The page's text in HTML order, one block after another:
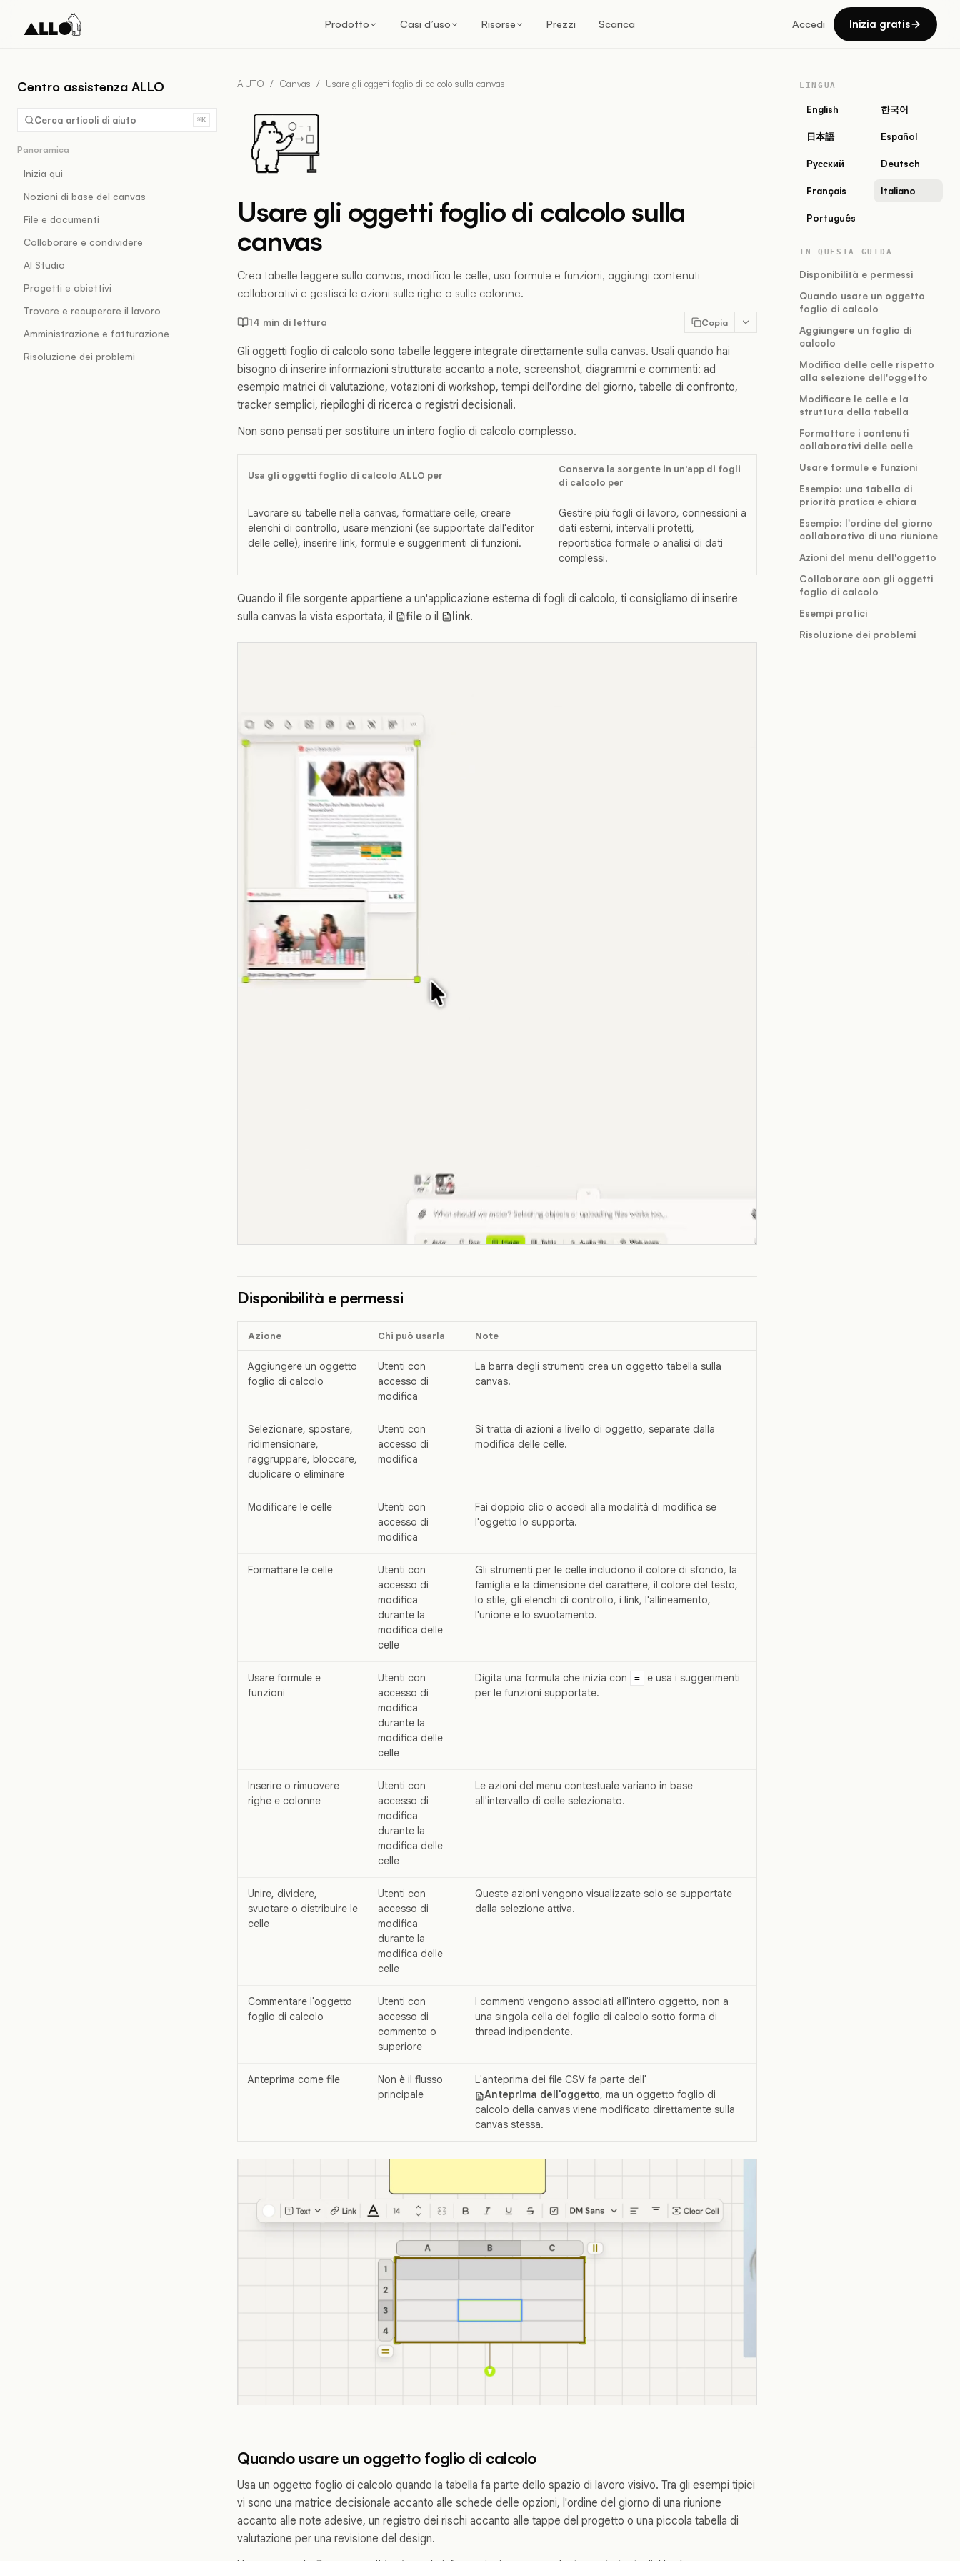
Prodotto Casi d’uso Risorse Prezzi Scarica Accedi Inizia gratis
Centro assistenza ALLO
Cerca articoli di aiuto ⌘K
Panoramica
Inizia qui
Nozioni di base del canvas
File e documenti
Collaborare e condividere
AI Studio
Progetti e obiettivi
Trovare e recuperare il lavoro
Amministrazione e fatturazione
Risoluzione dei problemi
AIUTO / Canvas / Usare gli oggetti foglio di calcolo sulla canvas
Usare gli oggetti foglio di calcolo sulla
canvas
Crea tabelle leggere sulla canvas, modifica le celle, usa formule e funzioni, aggiungi contenuti
collaborativi e gestisci le azioni sulle righe o sulle colonne.
14 min di lettura Copia
Gli oggetti foglio di calcolo sono tabelle leggere integrate direttamente sulla canvas. Usali quando hai
bisogno di inserire informazioni strutturate accanto a note, screenshot, diagrammi e commenti: ad
esempio matrici di valutazione, votazioni di workshop, tempi dell'ordine del giorno, tabelle di confronto,
tracker semplici, riepiloghi di ricerca o registri decisionali.
Non sono pensati per sostituire un intero foglio di calcolo complesso.
Usa gli oggetti foglio di calcolo ALLO per
Conserva la sorgente in un'app di fogli
di calcolo per
Lavorare su tabelle nella canvas, formattare celle, creare
elenchi di controllo, usare menzioni (se supportate dall'editor
delle celle), inserire link, formule e suggerimenti di funzioni.
Gestire più fogli di lavoro, connessioni a
dati esterni, intervalli protetti,
reportistica formale o analisi di dati
complessi.
Quando il file sorgente appartiene a un'applicazione esterna di fogli di calcolo, ti consigliamo di inserire
sulla canvas la vista esportata, il
file o il link.
Disponibilità e permessi
Azione Chi può usarla Note
Aggiungere un oggetto
foglio di calcolo
Utenti con
accesso di
modifica
La barra degli strumenti crea un oggetto tabella sulla
canvas.
Selezionare, spostare,
ridimensionare,
raggruppare, bloccare,
duplicare o eliminare
Utenti con
accesso di
modifica
Si tratta di azioni a livello di oggetto, separate dalla
modifica delle celle.
Modificare le celle
Utenti con
accesso di
modifica
Fai doppio clic o accedi alla modalità di modifica se
l'oggetto lo supporta.
Formattare le celle
Utenti con
accesso di
modifica
durante la
modifica delle
celle
Gli strumenti per le celle includono il colore di sfondo, la
famiglia e la dimensione del carattere, il colore del testo,
lo stile, gli elenchi di controllo, i link, l'allineamento,
l'unione e lo svuotamento.
Usare formule e
funzioni
Utenti con
accesso di
modifica
durante la
modifica delle
celle
Digita una formula che inizia con =
e usa i suggerimenti
per le funzioni supportate.
Inserire o rimuovere
righe e colonne
Utenti con
accesso di
modifica
durante la
modifica delle
celle
Le azioni del menu contestuale variano in base
all'intervallo di celle selezionato.
Unire, dividere,
svuotare o distribuire le
celle
Utenti con
accesso di
modifica
durante la
modifica delle
celle
Queste azioni vengono visualizzate solo se supportate
dalla selezione attiva.
Commentare l'oggetto
foglio di calcolo
Utenti con
accesso di
commento o
superiore
I commenti vengono associati all'intero oggetto, non a
una singola cella del foglio di calcolo sotto forma di
thread indipendente.
Anteprima come file
Non è il flusso
principale
L'anteprima dei file CSV fa parte dell'
Anteprima dell'oggetto, ma un oggetto foglio di
calcolo della canvas viene modificato direttamente sulla
canvas stessa.
Quando usare un oggetto foglio di calcolo
Usa un oggetto foglio di calcolo quando la tabella fa parte dello spazio di lavoro visivo. Tra gli esempi tipici
vi sono una matrice decisionale accanto alle schede delle opzioni, l'ordine del giorno di una riunione
accanto alle note adesive, un registro dei rischi accanto alle tappe del progetto o una piccola tabella di
valutazione per una revisione del design.
LINGUA
English 한국어
日本語 Español
Русский Deutsch
Français Italiano
Português
IN QUESTA GUIDA
Disponibilità e permessi
Quando usare un oggetto
foglio di calcolo
Aggiungere un foglio di
calcolo
Modifica delle celle rispetto
alla selezione dell'oggetto
Modificare le celle e la
struttura della tabella
Formattare i contenuti
collaborativi delle celle
Usare formule e funzioni
Esempio: una tabella di
priorità pratica e chiara
Esempio: l'ordine del giorno
collaborativo di una riunione
Azioni del menu dell'oggetto
Collaborare con gli oggetti
foglio di calcolo
Esempi pratici
Risoluzione dei problemi